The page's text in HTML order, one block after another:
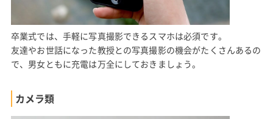
卒業式では、手軽に写真撮影できるスマホは必須です。
友達やお世話になった教授との写真撮影の機会がたくさんあるの
で、男女ともに充電は万全にしておきましょう。
カメラ類